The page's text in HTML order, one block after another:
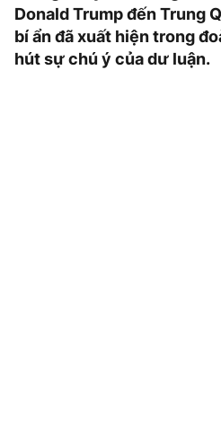
Donald Trump đến Trung
bí ẩn đã xuất hiện trong
hút sự chú ý của dư luận.